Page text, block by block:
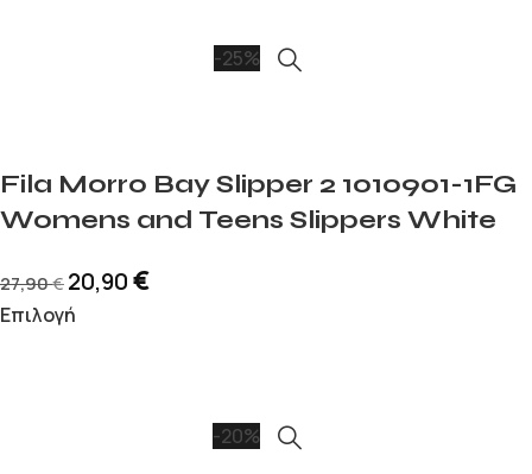
-25%
Fila Morro Bay Slipper 2 1010901-1FG
Womens and Teens Slippers White
27,90€ 20,90€
Επιλογή
-20%